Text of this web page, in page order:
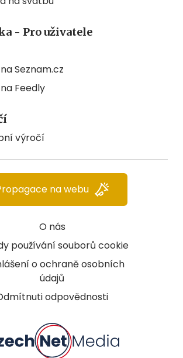
- Pro uživatele
Seznam.cz
Feedly
výročí
O nás
používání souborů cookie
o ochraně osobních
údajů
odpovědnosti
na webu